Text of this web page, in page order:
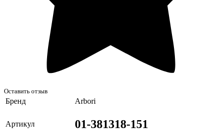
Оставить отзыв
Бренд Arbori
Артикул 01-381318-151